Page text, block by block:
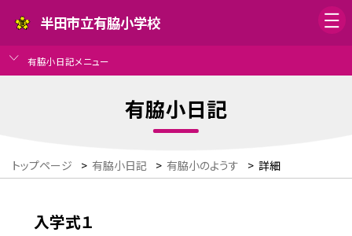
半田市立有脇小学校
有脇小日記メニュー
有脇小日記
トップページ > 有脇小日記 > 有脇小のようす > 詳細
入学式１